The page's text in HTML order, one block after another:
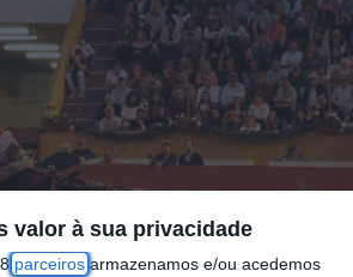
valor à sua privacidade
parceiros armazenamos e/ou acedemos